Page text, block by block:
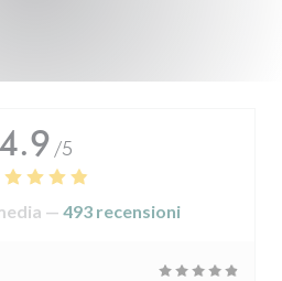
/5
— 493 recensioni